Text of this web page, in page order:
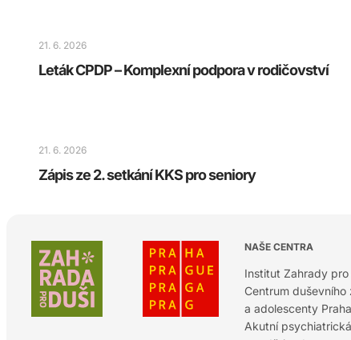
21. 6. 2026
Leták CPDP – Komplexní podpora v rodičovství
21. 6. 2026
Zápis ze 2. setkání KKS pro seniory
NAŠE CENTRA
Institut Zahrady pro
Centrum
a adolescenty Praha
Akutní